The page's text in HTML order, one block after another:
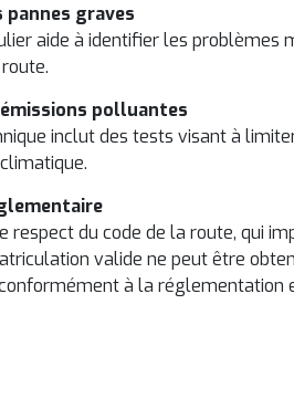
pannes graves
aide à identifier les problèmes
polluantes
inclut des tests visant à
respect du code de la route, qui
valide ne peut être
à la réglementation